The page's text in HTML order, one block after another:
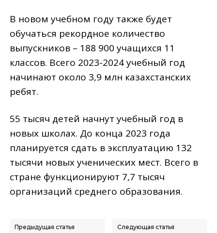
В новом учебном году также будет
обучаться рекордное количество
выпускников – 188 900 учащихся 11
классов. Всего 2023-2024 учебный год
начинают около 3,9 млн казахстанских
ребят.
55 тысяч детей начнут учебный год в
новых школах. До конца 2023 года
планируется сдать в эксплуатацию 132
тысячи новых ученических мест. Всего в
стране функционируют 7,7 тысяч
организаций среднего образования.
Предыдущая статья Следующая статья